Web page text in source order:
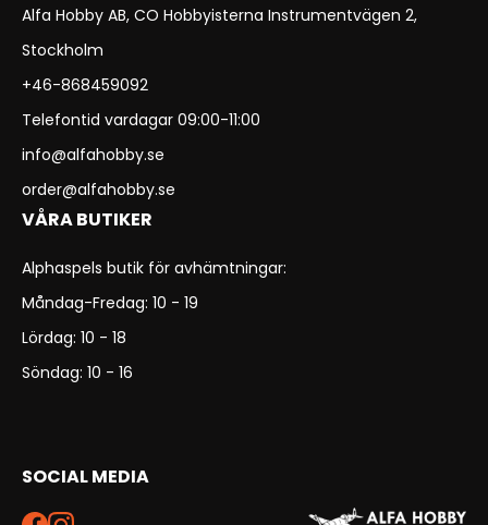
Alfa Hobby AB, CO Hobbyisterna Instrumentvägen 2,
Stockholm
+46-868459092
Telefontid vardagar 09:00-11:00
info@alfahobby.se
order@alfahobby.se
VÅRA BUTIKER
Alphaspels butik för avhämtningar:
Måndag-Fredag: 10 - 19
Lördag: 10 - 18
Söndag: 10 - 16
SOCIAL MEDIA